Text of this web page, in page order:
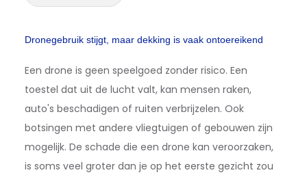
Dronegebruik stijgt, maar dekking is vaak ontoereikend
Een drone is geen speelgoed zonder risico. Een
toestel dat uit de lucht valt, kan mensen raken,
auto's beschadigen of ruiten verbrijzelen. Ook
botsingen met andere vliegtuigen of gebouwen zijn
mogelijk. De schade die een drone kan veroorzaken,
is soms veel groter dan je op het eerste gezicht zou